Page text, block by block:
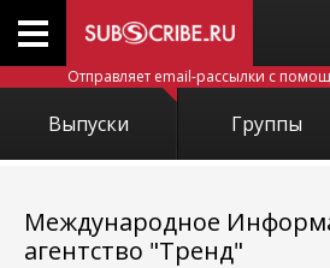
Отправляет email-рассылки с
Выпуски Группы
Международное
агентство "Тренд"